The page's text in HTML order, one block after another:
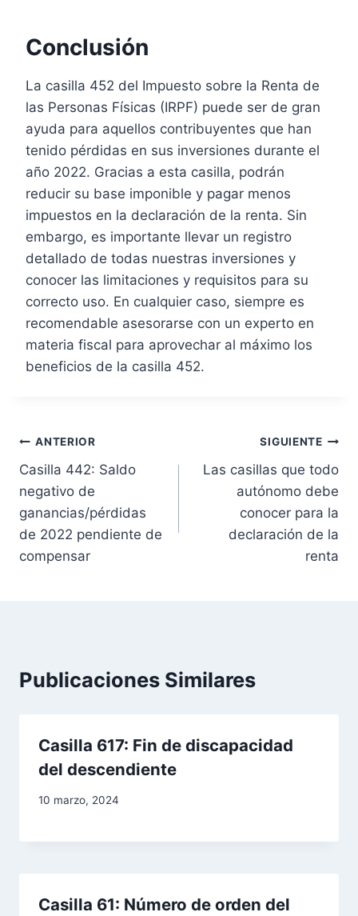
Conclusión
La casilla 452 del Impuesto sobre la Renta de
las Personas Físicas (IRPF) puede ser de gran
ayuda para aquellos contribuyentes que han
tenido pérdidas en sus inversiones durante el
año 2022. Gracias a esta casilla, podrán
reducir su base imponible y pagar menos
impuestos en la declaración de la renta. Sin
embargo, es importante llevar un registro
detallado de todas nuestras inversiones y
conocer las limitaciones y requisitos para su
correcto uso. En cualquier caso, siempre es
recomendable asesorarse con un experto en
materia fiscal para aprovechar al máximo los
beneficios de la casilla 452.
N
a
v
e
i
e
ANTERIOR
Casilla 442: Saldo
negativo de
ganancias/pérdidas
de 2022 pendiente de
compensar
SIGUIENTE
Las casillas que todo
autónomo debe
conocer para la
declaración de la
renta
Publicaciones Similares
Casilla 617: Fin de discapacidad
del descendiente
10 marzo, 2024
Casilla 61: Número de orden del